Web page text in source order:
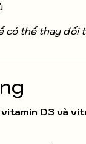
có thể thay đổi
D3 và